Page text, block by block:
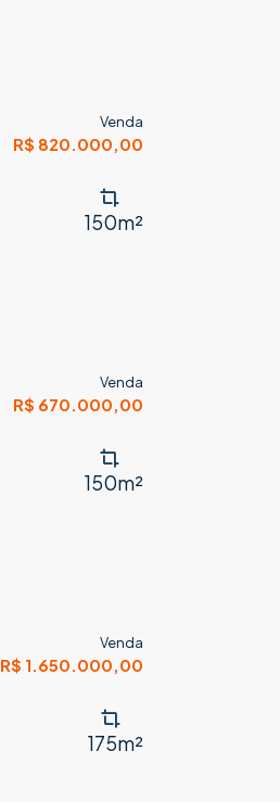
Venda
R$ 820.000,00
150m²
Venda
R$ 670.000,00
150m²
Venda
R$ 1.650.000,00
175m²